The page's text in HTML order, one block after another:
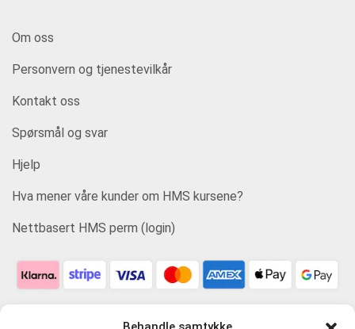
Om oss
Personvern og tjenestevilkår
Kontakt oss
Spørsmål og svar
Hjelp
Hva mener våre kunder om HMS kursene?
Nettbasert HMS perm (login)